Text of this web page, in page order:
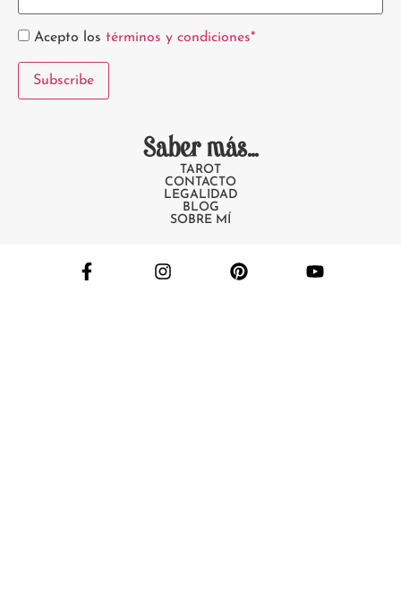
Acepto los términos y condiciones*
Saber más...
TAROT
CONTACTO
LEGALIDAD
BLOG
SOBRE MÍ